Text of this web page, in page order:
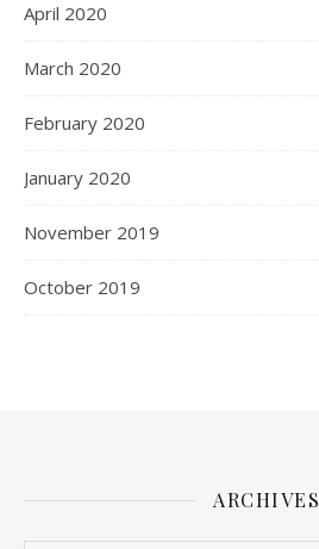
April 2020
March 2020
February 2020
January 2020
November 2019
October 2019
ARCHIVES